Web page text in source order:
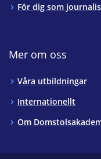
För dig som
Mer om oss
Våra utbildningar
Internationellt
Om